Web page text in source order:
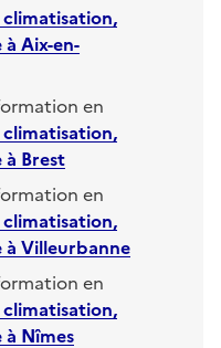
à Aix-en-
en
à Brest
en
à Villeurbanne
en
à Nîmes